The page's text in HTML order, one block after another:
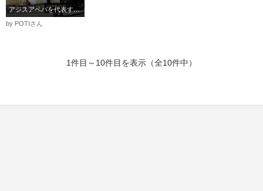
アジスアベバを代表するカテドラル
by POTIさん
1件目～10件目を表示（全10件中）